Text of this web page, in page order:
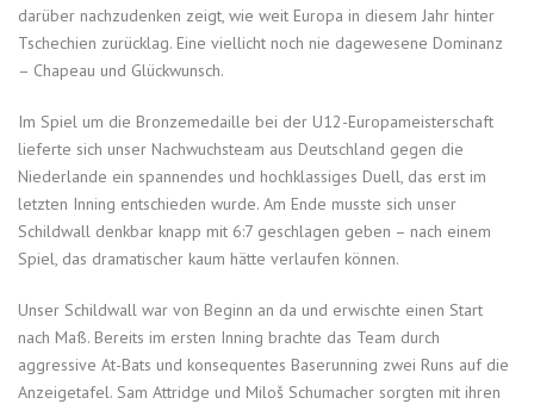
darüber nachzudenken zeigt, wie weit Europa in diesem Jahr hinter
Tschechien zurücklag. Eine viellicht noch nie dagewesene Dominanz
– Chapeau und Glückwunsch.
Im Spiel um die Bronzemedaille bei der U12-Europameisterschaft
lieferte sich unser Nachwuchsteam aus Deutschland gegen die
Niederlande ein spannendes und hochklassiges Duell, das erst im
letzten Inning entschieden wurde. Am Ende musste sich unser
Schildwall denkbar knapp mit 6:7 geschlagen geben – nach einem
Spiel, das dramatischer kaum hätte verlaufen können.
Unser Schildwall war von Beginn an da und erwischte einen Start
nach Maß. Bereits im ersten Inning brachte das Team durch
aggressive At-Bats und konsequentes Baserunning zwei Runs auf die
Anzeigetafel. Sam Attridge und Miloš Schumacher sorgten mit ihren